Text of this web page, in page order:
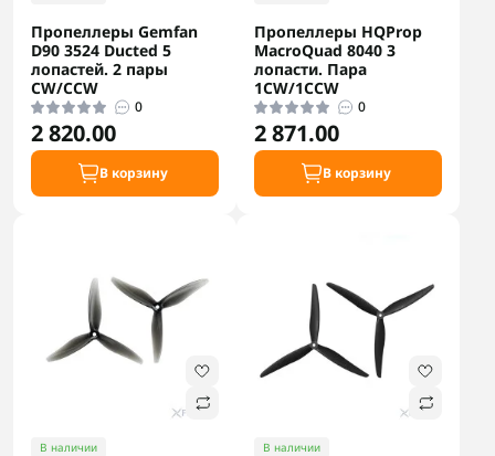
Пропеллеры Gemfan
D90 3524 Ducted 5
лопастей. 2 пары
CW/CCW
0
2 820.00
В корзину
Пропеллеры HQProp
MacroQuad 8040 3
лопасти. Пара
1CW/1CCW
0
2 871.00
В корзину
В наличии В наличии